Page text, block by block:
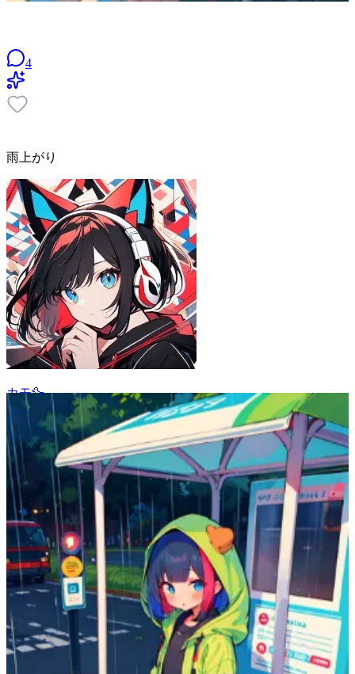
4
雨上がり
カモ🦆
10